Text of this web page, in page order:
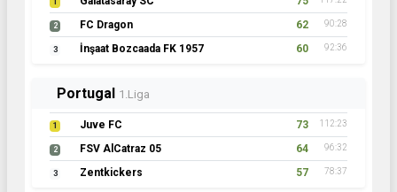
1
2 FC Dragon 62 90:28
3 İnşaat Bozcaada FK 1957 60 92:36
Portugal 1.Liga
1 Juve FC 73 112:23
2 FSV AlCatraz 05 64 96:32
3 Zentkickers 57 78:37